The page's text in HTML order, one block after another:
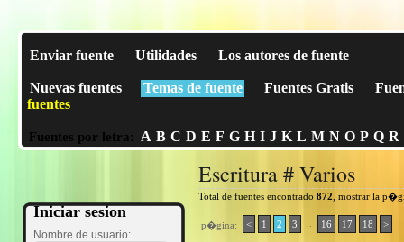
Enviar fuente Utilidades Los autores de fuente
Nuevas fuentes Temas de fuente Fuentes Gratis
fuentes
Fuentes por letra: A B C D E F G H I J K L M N O P Q R
Iniciar sesion
Nombre de usuario:
Escritura # Varios
Total de fuentes encontrado 872 , mostrar la
p�gina: < 1 2 3 16 17 18 >